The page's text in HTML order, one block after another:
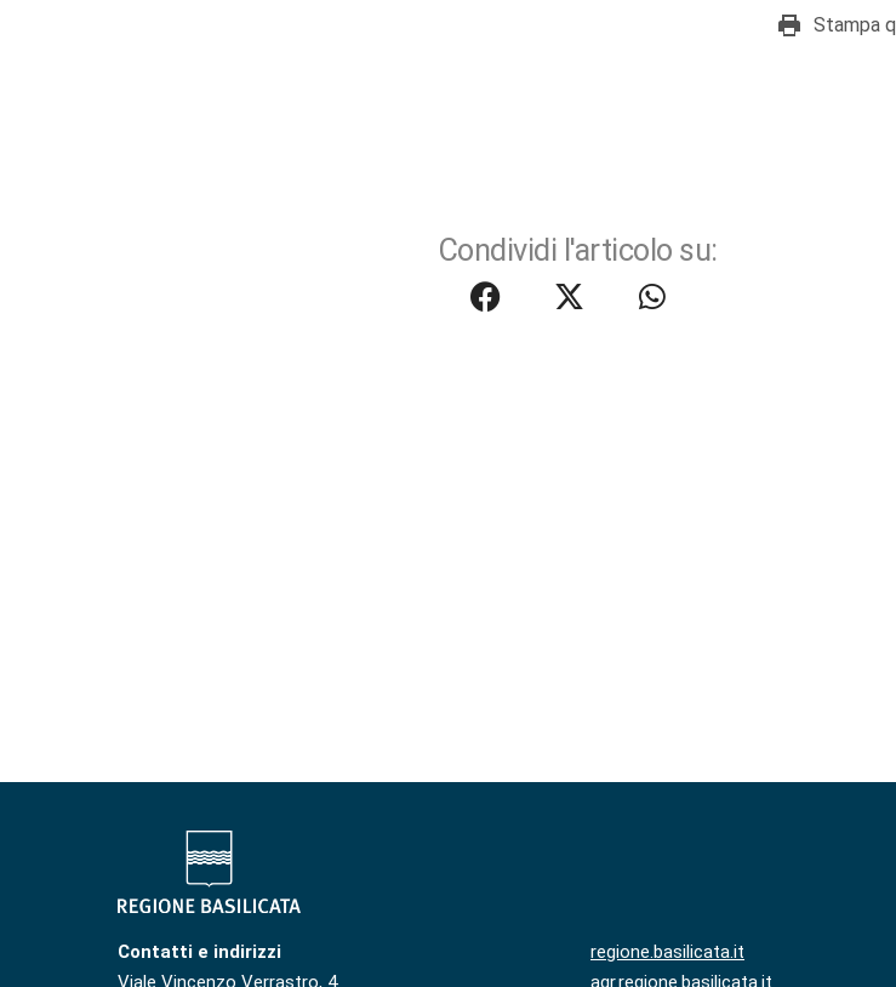
Stampa
Condividi l'articolo su:
Contatti e indirizzi
Viale Vincenzo Verrastro, 4
regione.basilicata.it
agr.regione.basilicata.it